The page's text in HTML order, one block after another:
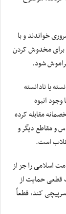
خواندند و با
برای مخدوش کردن
شود.
یا نادانسته
انبوه
مقابله کرده
مقدس و مقاطع دیگر و
است.
اسلامی را جز از
قطعی حمایت از
کند، قطعاً